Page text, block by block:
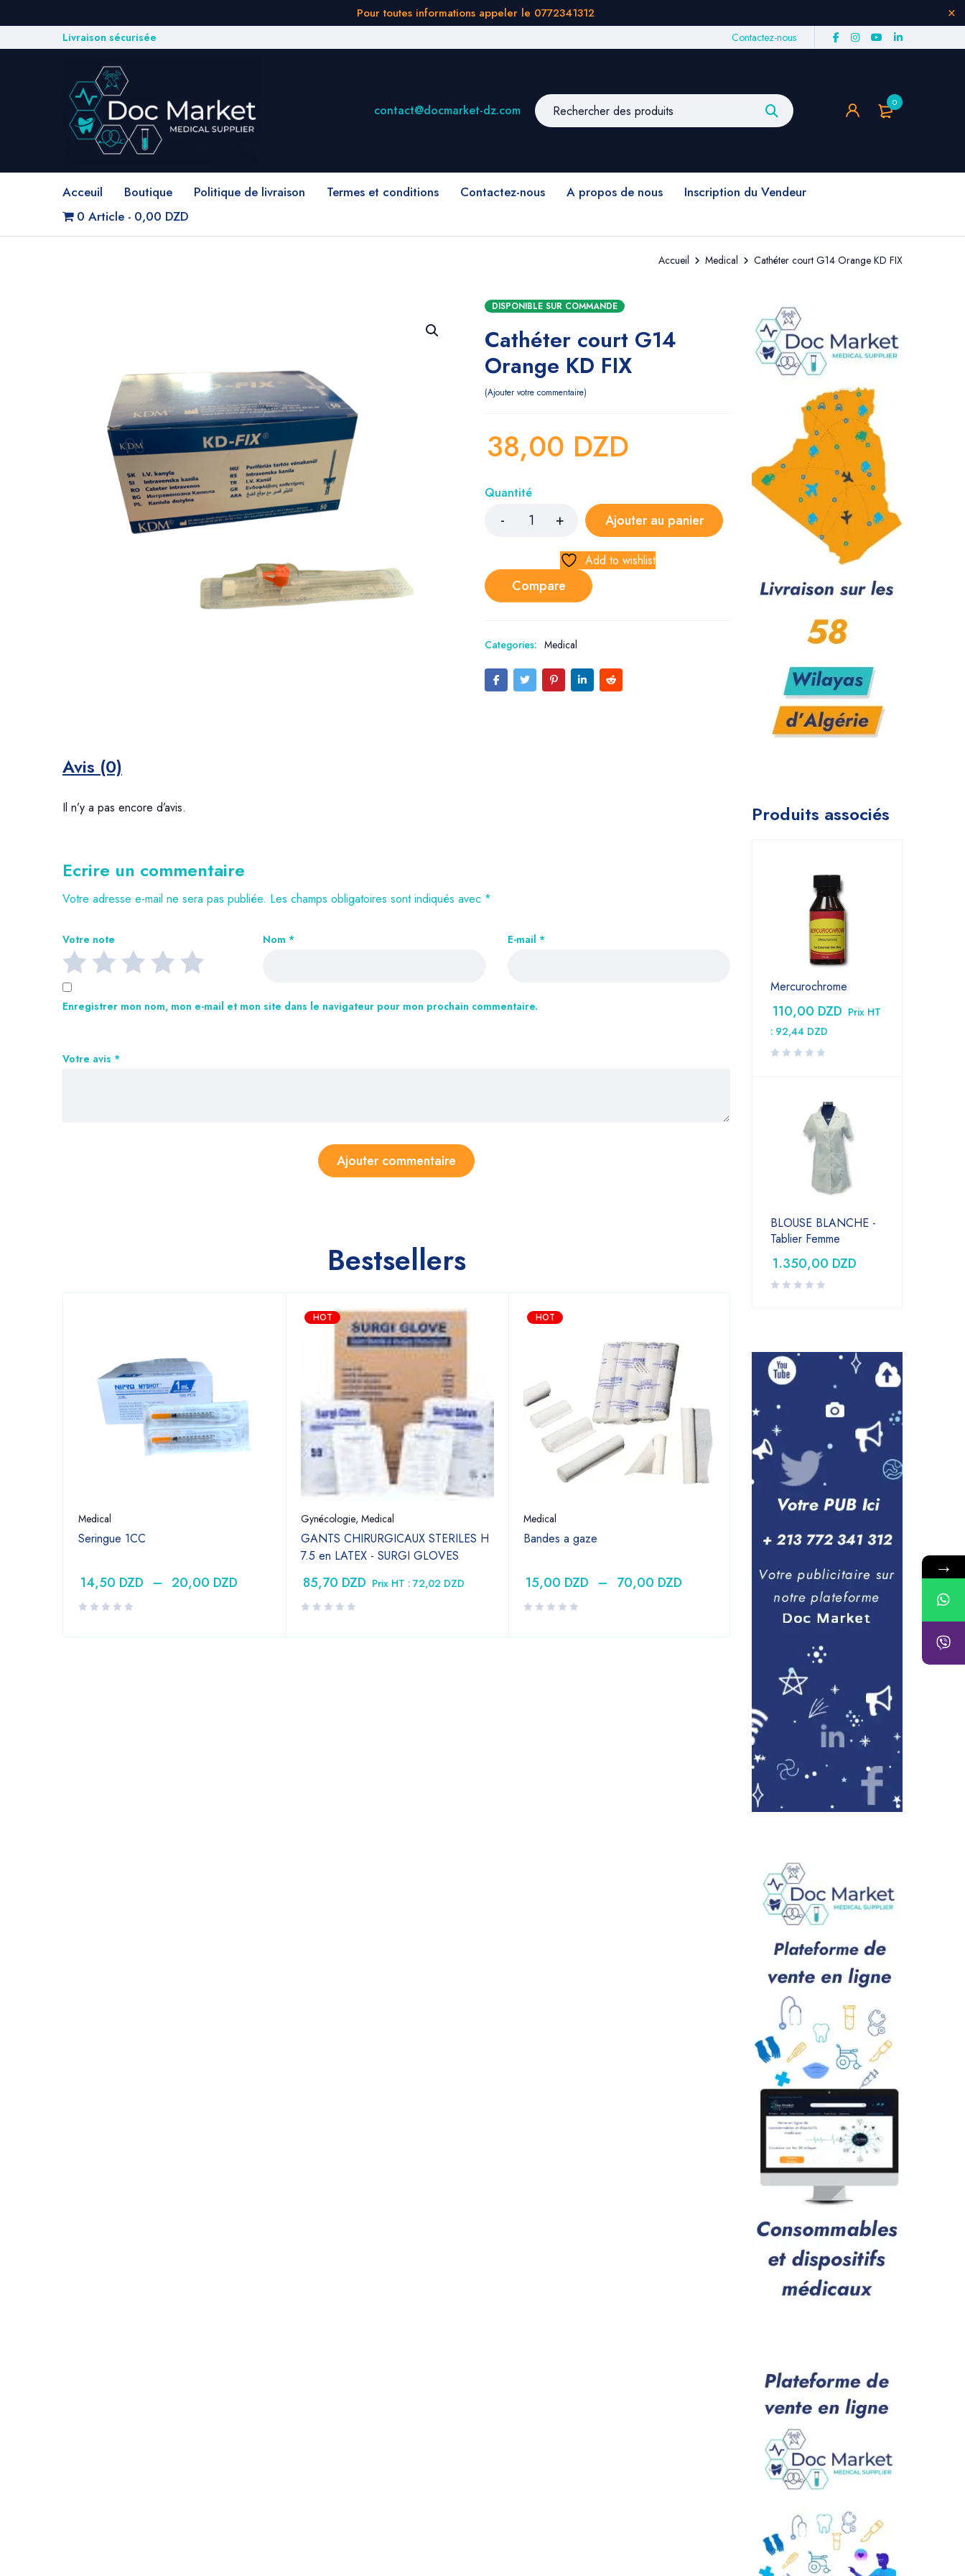
Pour toutes informations appeler le 0772341312
Livraison sécurisée Contactez-nous
0
contact@docmarket-dz.com
Acceuil Boutique Politique de livraison Termes et conditions Contactez-nous A propos de nous
Inscription du Vendeur
0 Article
0,00 DZD
Accueil Medical Cathéter court G14 Orange KD FIX
DISPONIBLE SUR COMMANDE
Cathéter court G14
Orange KD FIX
Ajouter votre commentaire
38,00 DZD
Quantité
Ajouter au panier
Add to wishlist
Compare
Categories: Medical
Avis (0)
Il n’y a pas encore d’avis.
Ecrire un commentaire
Votre adresse e-mail ne sera pas publiée. Les champs obligatoires sont indiqués avec *
Votre note
Votre avis *
Nom * E-mail *
Enregistrer mon nom, mon e-mail et mon site dans le navigateur pour mon prochain commentaire.
Bestsellers
Medical
Seringue 1CC
14,50 DZD – 20,00 DZD
HOT
Gynécologie, Medical
GANTS CHIRURGICAUX STERILES H
7.5 en LATEX - SURGI GLOVES
85,70 DZD Prix HT : 72,02 DZD
HOT
Medical
Bandes a gaze
15,00 DZD – 70,00 DZD
Seringue 10CC PRONTO
24,79DZDPrix HT : 20,83DZD
Produits associés
Mercurochrome
110,00 DZD Prix HT
: 92,44 DZD
BLOUSE BLANCHE -
Tablier Femme
1.350,00 DZD
→